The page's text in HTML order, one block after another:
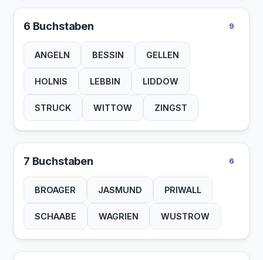
6 Buchstaben 9
ANGELN BESSIN GELLEN
HOLNIS LEBBIN LIDDOW
STRUCK WITTOW ZINGST
7 Buchstaben 6
BROAGER JASMUND PRIWALL
SCHAABE WAGRIEN WUSTROW